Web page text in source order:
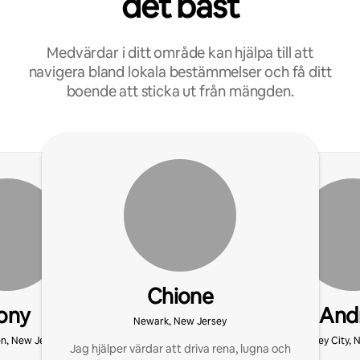
Medvärdar i ditt område kan hjälpa till att
navigera bland lokala bestämmelser och få ditt
boende att sticka ut från mängden.
New Jersey
Chione
Newark, New Jersey
Jag hjälper värdar att driva rena, lugna och
Jersey City,